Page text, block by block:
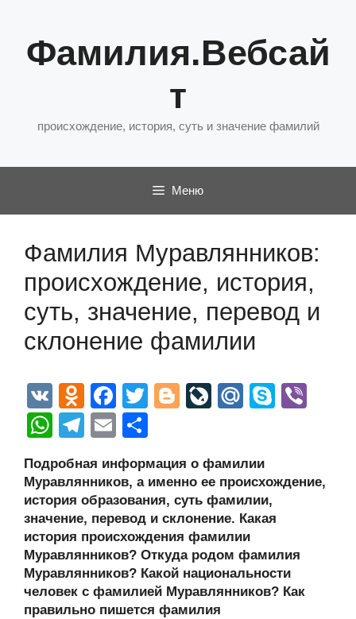
содержимому
Фамилия.Вебсай
т
происхождение, история, суть и значение фамилий
Меню
Фамилия Муравлянников:
происхождение, история,
суть, значение, перевод и
склонение фамилии
V
K
O
d
n
o
kl
a
ss
ni
ki
F
a
c
e
b
o
o
k
T
er
Bl
g
er
Li
J
o
ur
n
al
M
u
S
e
W
at
s
A
p
p
T
e
gr
a
m
E
ail р
а
в
и
ть
Подробная информация о фамилии
Муравлянников, а именно ее происхождение,
история образования, суть фамилии,
значение, перевод и склонение. Какая
история происхождения фамилии
Муравлянников? Откуда родом фамилия
Муравлянников? Какой национальности
человек с фамилией Муравлянников? Как
правильно пишется фамилия